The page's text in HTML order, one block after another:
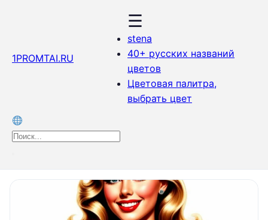
1PROMTAI.RU
☰
stena
40+ русских названий
цветов
Цветовая палитра,
выбрать цвет